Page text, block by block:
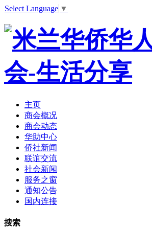
Select Language ▼
主页
商会概况
商会动态
华助中心
侨社新闻
联谊交流
社会新闻
服务之窗
通知公告
国内连接
搜索